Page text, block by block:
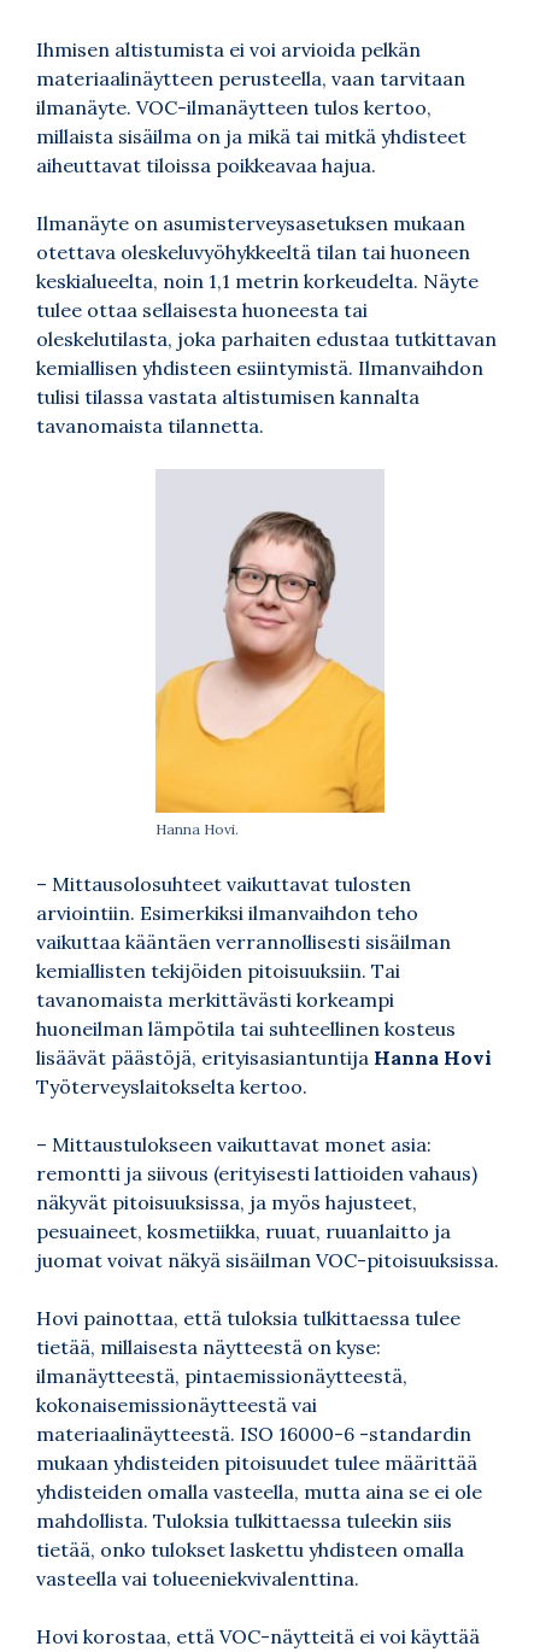
Ihmisen altistumista ei voi arvioida pelkän
materiaalinäytteen perusteella, vaan tarvitaan
ilmanäyte. VOC-ilmanäytteen tulos kertoo,
millaista sisäilma on ja mikä tai mitkä yhdisteet
aiheuttavat tiloissa poikkeavaa hajua.
Ilmanäyte on asumisterveysasetuksen mukaan
otettava oleskeluvyöhykkeeltä tilan tai huoneen
keskialueelta, noin 1,1 metrin korkeudelta. Näyte
tulee ottaa sellaisesta huoneesta tai
oleskelutilasta, joka parhaiten edustaa tutkittavan
kemiallisen yhdisteen esiintymistä. Ilmanvaihdon
tulisi tilassa vastata altistumisen kannalta
tavanomaista tilannetta.
Hanna Hovi.
– Mittausolosuhteet vaikuttavat tulosten
arviointiin. Esimerkiksi ilmanvaihdon teho
vaikuttaa kääntäen verrannollisesti sisäilman
kemiallisten tekijöiden pitoisuuksiin. Tai
tavanomaista merkittävästi korkeampi
huoneilman lämpötila tai suhteellinen kosteus
lisäävät päästöjä, erityisasiantuntija Hanna Hovi
Työterveyslaitokselta kertoo.
– Mittaustulokseen vaikuttavat monet asia:
remontti ja siivous (erityisesti lattioiden vahaus)
näkyvät pitoisuuksissa, ja myös hajusteet,
pesuaineet, kosmetiikka, ruuat, ruuanlaitto ja
juomat voivat näkyä sisäilman VOC-pitoisuuksissa.
Hovi painottaa, että tuloksia tulkittaessa tulee
tietää, millaisesta näytteestä on kyse:
ilmanäytteestä, pintaemissionäytteestä,
kokonaisemissionäytteestä vai
materiaalinäytteestä. ISO 16000-6 -standardin
mukaan yhdisteiden pitoisuudet tulee määrittää
yhdisteiden omalla vasteella, mutta aina se ei ole
mahdollista. Tuloksia tulkittaessa tuleekin siis
tietää, onko tulokset laskettu yhdisteen omalla
vasteella vai tolueeniekvivalenttina.
Hovi korostaa, että VOC-näytteitä ei voi käyttää